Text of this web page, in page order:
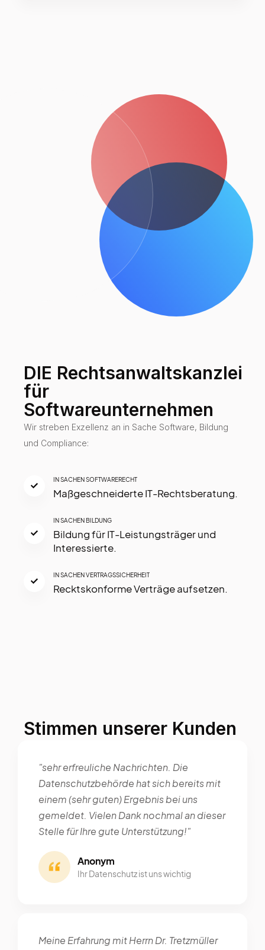
DIE Rechtsanwaltskanzlei
für
Softwareunternehmen
Wir streben Exzellenz an in Sache Software, Bildung
und Compliance:
IN SACHEN SOFTWARERECHT
Maßgeschneiderte IT-Rechtsberatung.
IN SACHEN BILDUNG
Bildung für IT-Leistungsträger und
Interessierte.
IN SACHEN VERTRAGSSICHERHEIT
Recktskonforme Verträge aufsetzen.
Stimmen unserer Kunden
"sehr erfreuliche Nachrichten. Die
Datenschutzbehörde hat sich bereits mit
einem (sehr guten) Ergebnis bei uns
gemeldet. Vielen Dank nochmal an dieser
Stelle für Ihre gute Unterstützung!"
Anonym
Ihr Datenschutz ist uns wichtig
Meine Erfahrung mit Herrn Dr. Tretzmüller